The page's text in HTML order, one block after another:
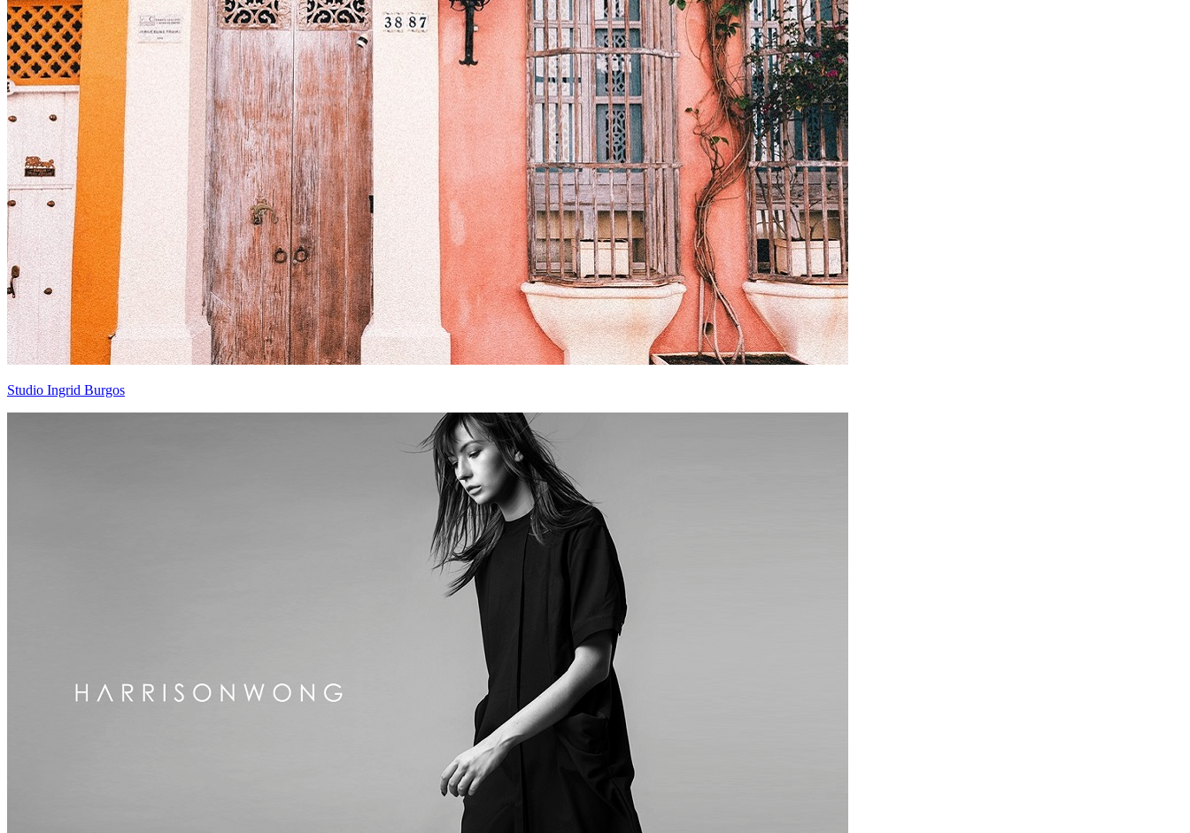
Studio Ingrid Burgos